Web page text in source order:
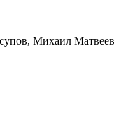
Михаил Матвеев